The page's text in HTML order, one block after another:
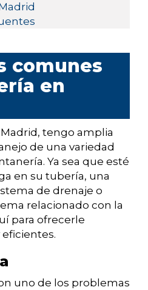
comunes
en
tengo amplia
de una variedad
Ya sea que esté
en su tubería, una
de drenaje o
relacionado con la
para ofrecerle
uno de los problemas